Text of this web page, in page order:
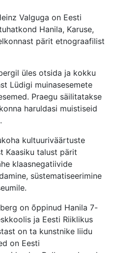
Valguga on Eesti
Hanila, Karuse,
pärit etnograafilist
üles otsida ja kokku
Lüdigi muinasesemete
Praegu säilitatakse
haruldasi muistiseid
kultuuriväärtuste
Kaasiku talust pärit
klaasnegatiivide
süstematiseerimine
on õppinud Hanila 7-
ja Eesti Riiklikus
on ta kunstnike liidu
on Eesti